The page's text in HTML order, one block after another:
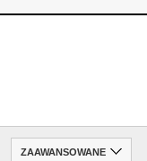
ZAAWANSOWANE